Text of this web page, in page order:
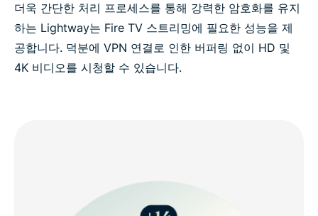
더욱 간단한 처리 프로세스를 통해 강력한 암호화를 유지
하는 Lightway는 Fire TV 스트리밍에 필요한 성능을 제
공합니다. 덕분에 VPN 연결로 인한 버퍼링 없이 HD 및
4K 비디오를 시청할 수 있습니다.